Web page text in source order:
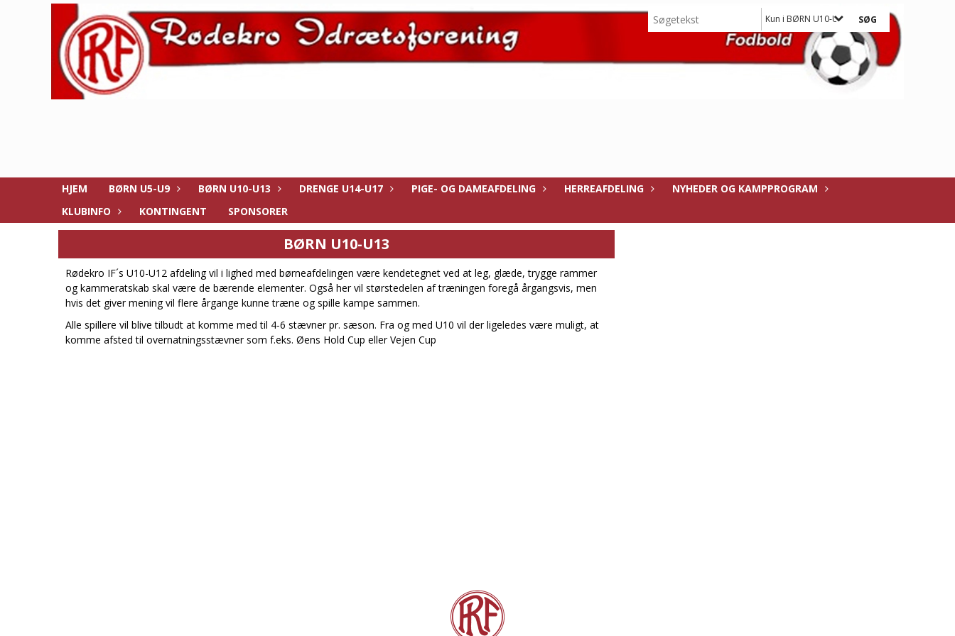
Kun i BØRN U10-U13
HJEM BØRN U5-U9 BØRN U10-U13 DRENGE U14-U17 PIGE- OG DAMEAFDELING HERREAFDELING
NYHEDER OG KAMPPROGRAM
KLUBINFO
KONTINGENT SPONSORER
BØRN U10-U13
Rødekro IF´s U10-U12 afdeling vil i lighed med børneafdelingen være kendetegnet ved at leg, glæde, trygge rammer
og kammeratskab skal være de bærende elementer. Også her vil størstedelen af træningen foregå årgangsvis, men
hvis det giver mening vil flere årgange kunne træne og spille kampe sammen.
Alle spillere vil blive tilbudt at komme med til 4-6 stævner pr. sæson. Fra og med U10 vil der ligeledes være muligt, at
komme afsted til overnatningsstævner som f.eks. Øens Hold Cup eller Vejen Cup